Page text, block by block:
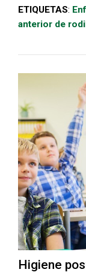
ETIQUETAS:
anterior de
Higiene